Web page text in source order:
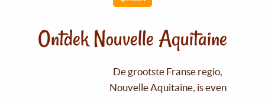
Ontdek Nouvelle Aquitaine
De grootste Franse regio,
Nouvelle Aquitaine, is even